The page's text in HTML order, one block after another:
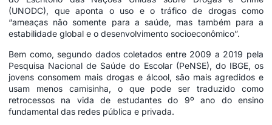
(UNODC), que aponta o uso e o tráfico de drogas como
“ameaças não somente para a saúde, mas também para a
estabilidade global e o desenvolvimento socioeconômico”.
Bem como, segundo dados coletados entre 2009 a 2019 pela
Pesquisa Nacional de Saúde do Escolar (PeNSE), do IBGE, os
jovens consomem mais drogas e álcool, são mais agredidos e
usam menos camisinha, o que pode ser traduzido como
retrocessos na vida de estudantes do 9º ano do ensino
fundamental das redes pública e privada.